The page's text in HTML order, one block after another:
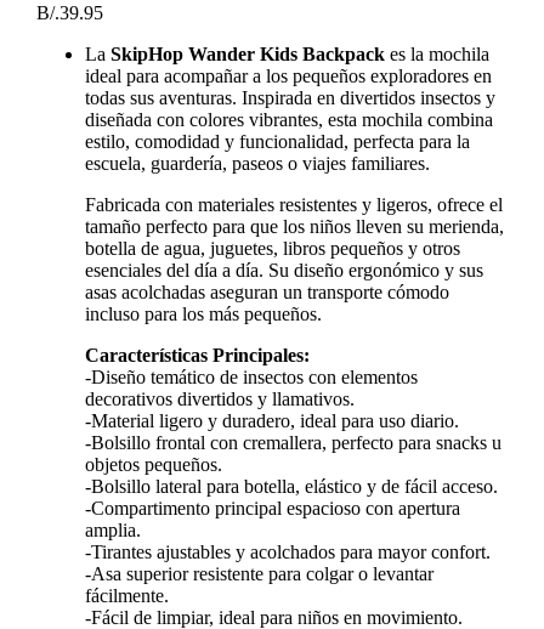
B/.39.95
La SkipHop Wander Kids Backpackes la mochila
ideal para acompañar a los pequeños exploradores en
todas sus aventuras. Inspirada en divertidos insectos y
diseñada con colores vibrantes, esta mochila combina
estilo, comodidad y funcionalidad, perfecta para la
escuela, guardería, paseos o viajes familiares.
Fabricada con materiales resistentes y ligeros, ofrece el
tamaño perfecto para que los niños lleven su merienda,
botella de agua, juguetes, libros pequeños y otros
esenciales del día a día. Su diseño ergonómico y sus
asas acolchadas aseguran un transporte cómodo
incluso para los más pequeños.
Características Principales:
-Diseño temático de insectos con elementos
decorativos divertidos y llamativos.
-Material ligero y duradero, ideal para uso diario.
-Bolsillo frontal con cremallera, perfecto para snacks u
objetos pequeños.
-Bolsillo lateral para botella, elástico y de fácil acceso.
-Compartimento principal espacioso con apertura
amplia.
-Tirantes ajustables y acolchados para mayor confort.
-Asa superior resistente para colgar o levantar
fácilmente.
-Fácil de limpiar, ideal para niños en movimiento.